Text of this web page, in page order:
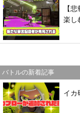
【
楽し
バトルの新着記事
イカ